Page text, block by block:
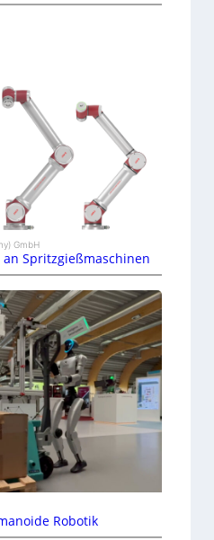
GmbH
Spritzgießmaschinen
Robotik